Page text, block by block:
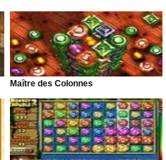
Maître des Colonnes